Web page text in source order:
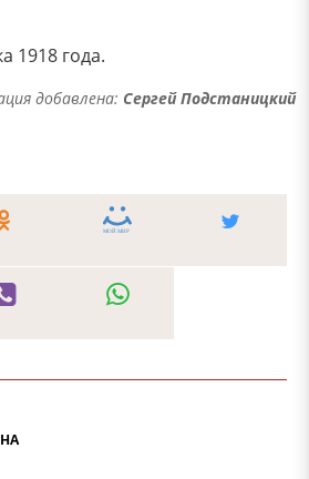
1918 года.
добавлена: Сергей Подстаницкий